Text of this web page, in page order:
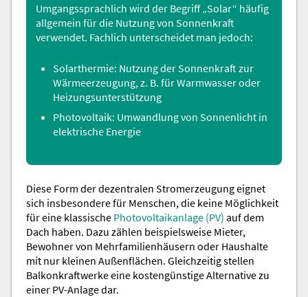
Umgangssprachlich wird der Begriff „Solar“ häufig
allgemein für die Nutzung von Sonnenkraft
verwendet. Fachlich unterscheidet man jedoch:
Solarthermie: Nutzung der Sonnenkraft zur
Wärmeerzeugung, z. B. für Warmwasser oder
Heizungsunterstützung
Photovoltaik: Umwandlung von Sonnenlicht in
elektrische Energie
Diese Form der dezentralen Stromerzeugung eignet
sich insbesondere für Menschen, die keine Möglichkeit
für eine klassische Photovoltaikanlage (PV) auf dem
Dach haben. Dazu zählen beispielsweise Mieter,
Bewohner von Mehrfamilienhäusern oder Haushalte
mit nur kleinen Außenflächen. Gleichzeitig stellen
Balkonkraftwerke eine kostengünstige Alternative zu
einer PV-Anlage dar.